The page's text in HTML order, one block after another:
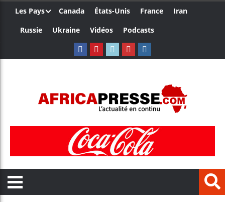
Les Pays Canada États-Unis France
Iran
Russie
Ukraine Vidéos Podcasts